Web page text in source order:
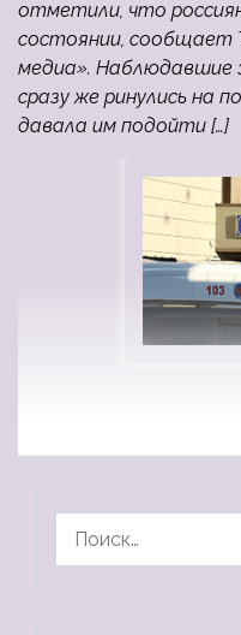
отметили, что
состоянии, сообщает
медиа». Наблюдавшие
сразу же ринулись на
давала им подойти […]